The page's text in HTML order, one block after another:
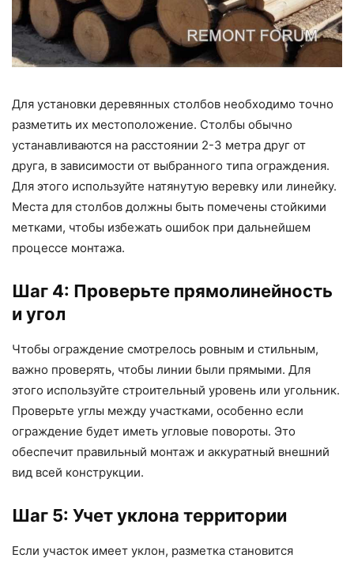
Для установки деревянных столбов необходимо точно
разметить их местоположение. Столбы обычно
устанавливаются на расстоянии 2-3 метра друг от
друга, в зависимости от выбранного типа ограждения.
Для этого используйте натянутую веревку или линейку.
Места для столбов должны быть помечены стойкими
метками, чтобы избежать ошибок при дальнейшем
процессе монтажа.
Шаг 4: Проверьте прямолинейность
и угол
Чтобы ограждение смотрелось ровным и стильным,
важно проверять, чтобы линии были прямыми. Для
этого используйте строительный уровень или угольник.
Проверьте углы между участками, особенно если
ограждение будет иметь угловые повороты. Это
обеспечит правильный монтаж и аккуратный внешний
вид всей конструкции.
Шаг 5: Учет уклона территории
Если участок имеет уклон, разметка становится